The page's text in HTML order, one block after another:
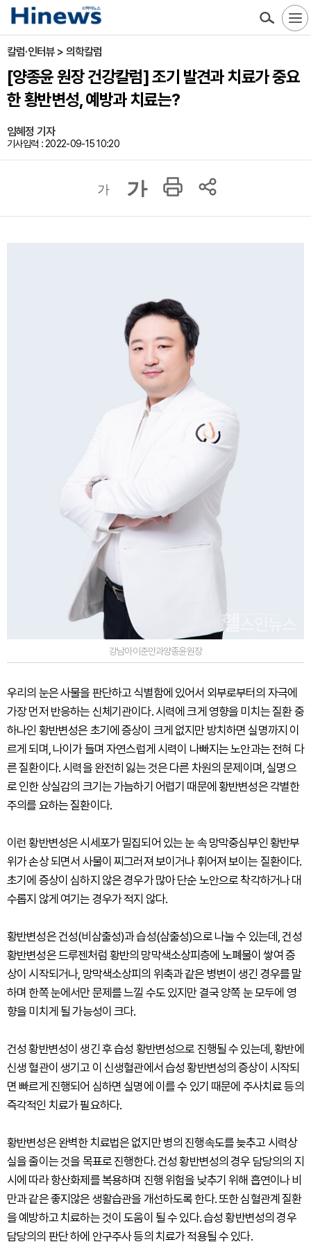
칼럼·인터뷰 > 의학칼럼
[양종윤 원장 건강칼럼] 조기 발견과 치료가 중요
한 황반변성, 예방과 치료는?
임혜정 기자
기사입력 : 2022-09-15 10:20
가 가
강남아이준안과양종윤원장
우리의 눈은 사물을 판단하고 식별함에 있어서 외부로부터의 자극에
가장 먼저 반응하는 신체기관이다. 시력에 크게 영향을 미치는 질환 중
하나인 황반변성은 초기에 증상이 크게 없지만 방치하면 실명까지 이
르게 되며, 나이가 들며 자연스럽게 시력이 나빠지는 노안과는 전혀 다
른 질환이다. 시력을 완전히 잃는 것은 다른 차원의 문제이며, 실명으
로 인한 상실감의 크기는 가늠하기 어렵기 때문에 황반변성은 각별한
주의를 요하는 질환이다.
이런 황반변성은 시세포가 밀집되어 있는 눈 속 망막중심부인 황반부
위가 손상 되면서 사물이 찌그러져 보이거나 휘어져 보이는 질환이다.
초기에 증상이 심하지 않은 경우가 많아 단순 노안으로 착각하거나 대
수롭지 않게 여기는 경우가 적지 않다.
황반변성은 건성(비삼출성)과 습성(삼출성)으로 나눌 수 있는데, 건성
황반변성은 드루젠처럼 황반의 망막색소상피층에 노폐물이 쌓여 증
상이 시작되거나, 망막색소상피의 위축과 같은 병변이 생긴 경우를 말
하며 한쪽 눈에서만 문제를 느낄 수도 있지만 결국 양쪽 눈 모두에 영
향을 미치게 될 가능성이 크다.
건성 황반변성이 생긴 후 습성 황반변성으로 진행될 수 있는데, 황반에
신생 혈관이 생기고 이 신생혈관에서 습성 황반변성의 증상이 시작되
면 빠르게 진행되어 심하면 실명에 이를 수 있기 때문에 주사치료 등의
즉각적인 치료가 필요하다.
황반변성은 완벽한 치료법은 없지만 병의 진행속도를 늦추고 시력상
실을 줄이는 것을 목표로 진행한다. 건성 황반변성의 경우 담당의의 지
시에 따라 항산화제를 복용하며 진행 위험을 낮추기 위해 흡연이나 비
만과 같은 좋지않은 생활습관을 개선하도록 한다. 또한 심혈관계 질환
을 예방하고 치료하는 것이 도움이 될 수 있다. 습성 황반변성의 경우
담당의의 판단 하에 안구주사 등의 치료가 적용될 수 있다.